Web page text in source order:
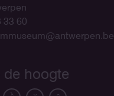
33 60
de hoogte